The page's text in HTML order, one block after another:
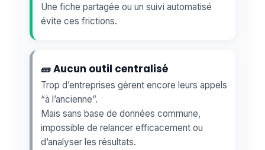
Une fiche partagée ou un suivi automatisé
évite ces frictions.
🧱 Aucun outil centralisé
Trop d’entreprises gèrent encore leurs appels
“à l’ancienne”.
Mais sans base de données commune,
impossible de relancer efficacement ou
d’analyser les résultats.